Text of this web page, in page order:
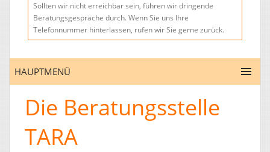
Sollten wir nicht erreichbar sein, führen wir dringende
Beratungsgespräche durch. Wenn Sie uns Ihre
Telefonnummer hinterlassen, rufen wir Sie gerne zurück.
Die Beratungsstelle
TARA